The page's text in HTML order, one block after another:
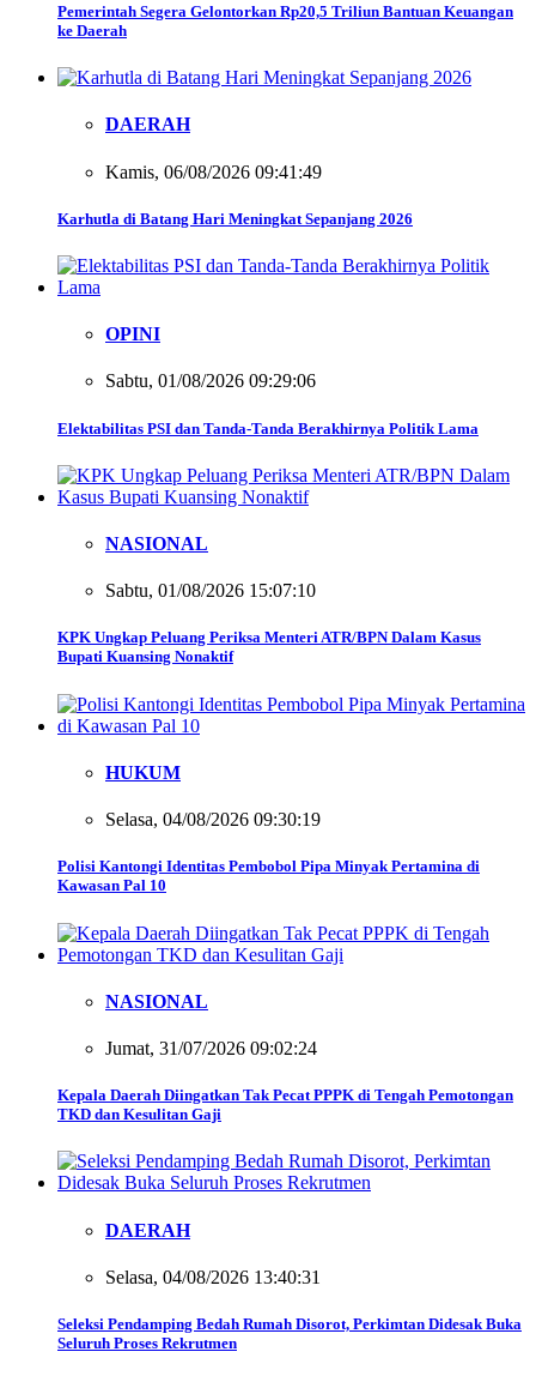
Pemerintah Segera Gelontorkan Rp20,5 Triliun Bantuan Keuangan
ke Daerah
DAERAH
Kamis, 06/08/2026 09:41:49
Karhutla di Batang Hari Meningkat Sepanjang 2026
OPINI
Sabtu, 01/08/2026 09:29:06
Elektabilitas PSI dan Tanda-Tanda Berakhirnya Politik Lama
NASIONAL
Sabtu, 01/08/2026 15:07:10
KPK Ungkap Peluang Periksa Menteri ATR/BPN Dalam Kasus
Bupati Kuansing Nonaktif
HUKUM
Selasa, 04/08/2026 09:30:19
Polisi Kantongi Identitas Pembobol Pipa Minyak Pertamina di
Kawasan Pal 10
NASIONAL
Jumat, 31/07/2026 09:02:24
Kepala Daerah Diingatkan Tak Pecat PPPK di Tengah Pemotongan
TKD dan Kesulitan Gaji
DAERAH
Selasa, 04/08/2026 13:40:31
Seleksi Pendamping Bedah Rumah Disorot, Perkimtan Didesak Buka
Seluruh Proses Rekrutmen